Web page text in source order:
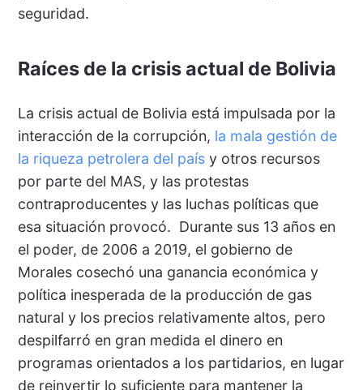
seguridad.
Raíces de la crisis actual de Bolivia
La crisis actual de Bolivia está impulsada por la
interacción de la corrupción, la mala gestión de
la riqueza petrolera del paísy otros recursos
por parte del MAS, y las protestas
contraproducentes y las luchas políticas que
esa situación provocó. Durante sus 13 años en
el poder, de 2006 a 2019, el gobierno de
Morales cosechó una ganancia económica y
política inesperada de la producción de gas
natural y los precios relativamente altos, pero
despilfarró en gran medida el dinero en
programas orientados a los partidarios, en lugar
de reinvertir lo suficiente para mantener la